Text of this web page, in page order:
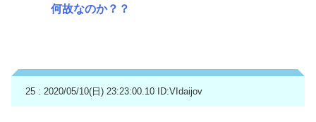
何故なのか？？
25 : 2020/05/10(日) 23:23:00.10 ID:VIdaijov